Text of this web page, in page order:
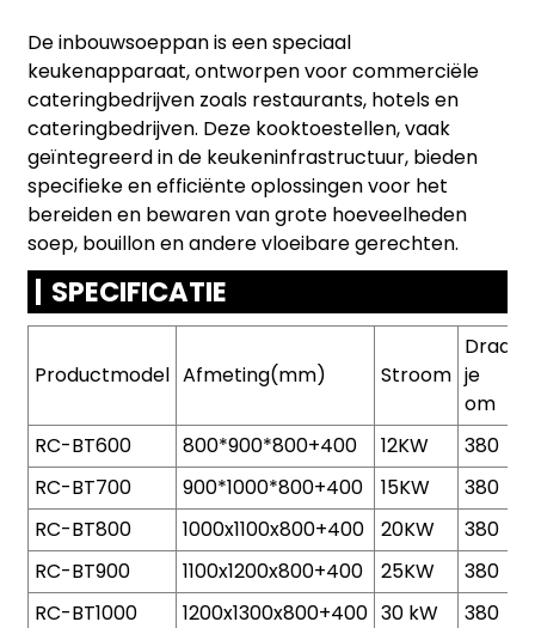
De inbouwsoeppan is een speciaal
keukenapparaat, ontworpen voor commerciële
cateringbedrijven zoals restaurants, hotels en
cateringbedrijven. Deze kooktoestellen, vaak
geïntegreerd in de keukeninfrastructuur, bieden
specifieke en efficiënte oplossingen voor het
bereiden en bewaren van grote hoeveelheden
soep, bouillon en andere vloeibare gerechten.
SPECIFICATIE
Productmodel Afmeting(mm) Stroom
Draai
je
om
RC-BT600 800*900*800+400 12KW 380
RC-BT700
900*1000*800+400 15KW 380
RC-BT800
1000x1100x800+400 20KW 380
RC-BT900
1100x1200x800+400 25KW 380
RC-BT1000
1200x1300x800+400 30 kW 380